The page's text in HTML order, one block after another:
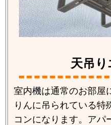
天吊
室内機は通常のお部屋
りんに吊られている特
コンになります。アパ